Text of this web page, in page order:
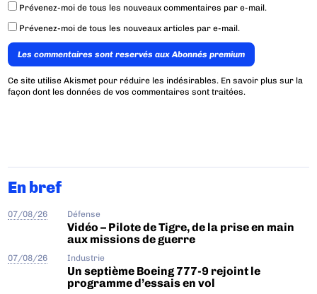
Prévenez-moi de tous les nouveaux commentaires par e-mail.
Prévenez-moi de tous les nouveaux articles par e-mail.
Les commentaires sont reservés aux Abonnés premium
Ce site utilise Akismet pour réduire les indésirables. En savoir plus sur la
façon dont les données de vos commentaires sont traitées.
En bref
07/08/26 Défense
Vidéo – Pilote de Tigre, de la prise en main
aux missions de guerre
07/08/26 Industrie
Un septième Boeing 777-9 rejoint le
programme d’essais en vol